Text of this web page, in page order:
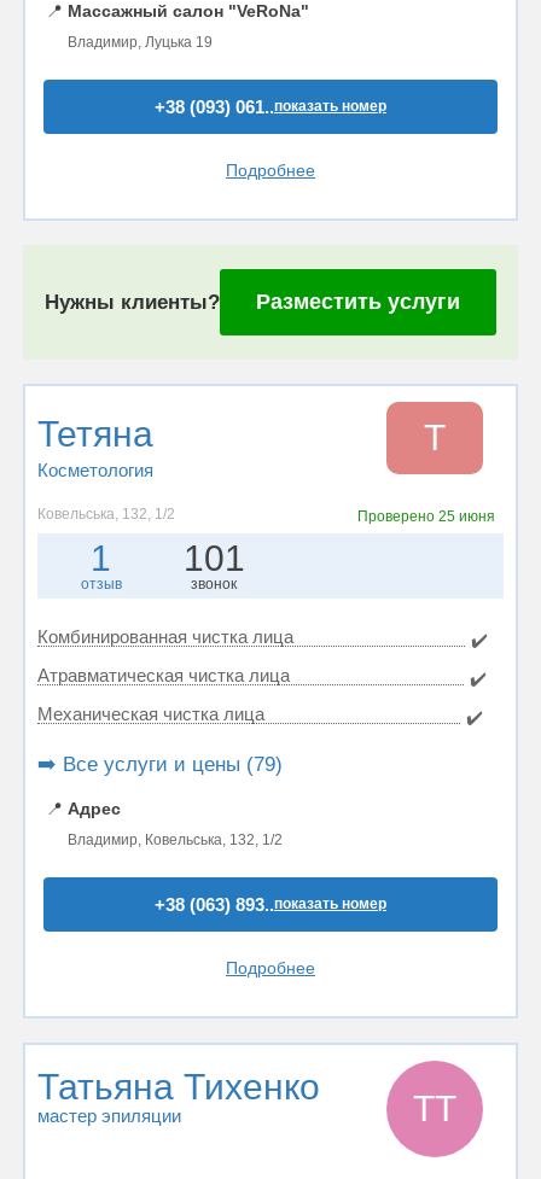
📍 Массажный салон "VeRoNa"
Владимир, Луцька 19
+38 (093) 061..показать номер
Подробнее
Нужны клиенты? Разместить услуги
Тетяна
Косметология
Т
Ковельська, 132, 1/2 Проверено 25 июня
1
отзыв
101
звонок
Комбинированная чистка лица
✔️
Атравматическая чистка лица
✔️
Механическая чистка лица
✔️
➡️ Все услуги и цены (79)
📍 Адрес
Владимир, Ковельська, 132, 1/2
+38 (063) 893..показать номер
Подробнее
Татьяна Тихенко
мастер эпиляции ТТ